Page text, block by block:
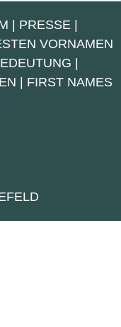
| PRESSE |
VORNAMEN
|
| FIRST NAMES